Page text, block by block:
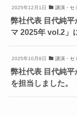
2025年12月1日 講演・セ
弊社代表 目代純
マ 2025年 vol.2」
2025年10月8日 講演・セ
弊社代表 目代純
を担当しました。